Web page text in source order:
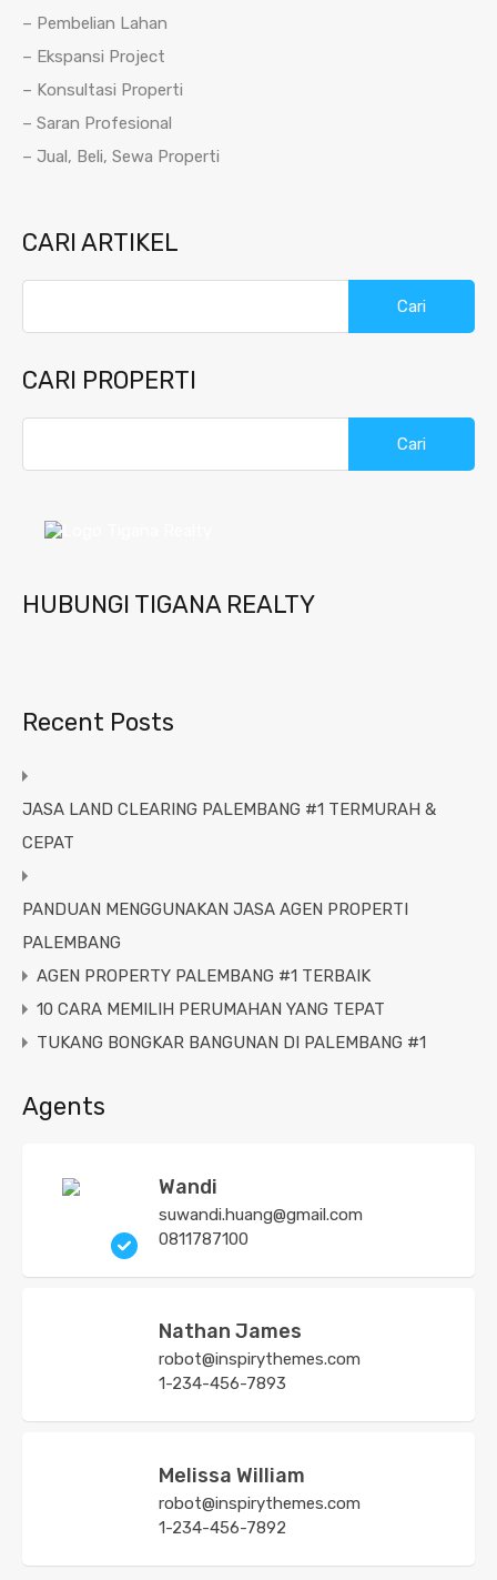
– Pembelian Lahan
– Ekspansi Project
– Konsultasi Properti
– Saran Profesional
– Jual, Beli, Sewa Properti
CARI ARTIKEL
CARI PROPERTI
HUBUNGI TIGANA REALTY
Recent Posts
JASA LAND CLEARING PALEMBANG #1 TERMURAH &
CEPAT
PANDUAN MENGGUNAKAN JASA AGEN PROPERTI
PALEMBANG
AGEN PROPERTY PALEMBANG #1 TERBAIK
10 CARA MEMILIH PERUMAHAN YANG TEPAT
TUKANG BONGKAR BANGUNAN DI PALEMBANG #1
Agents
Wandi
suwandi.huang@gmail.com
0811787100
Nathan James
robot@inspirythemes.com
1-234-456-7893
Melissa William
robot@inspirythemes.com
1-234-456-7892